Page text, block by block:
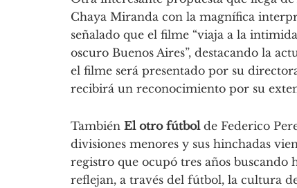
Chaya Miranda con la magnífica
señalado que el filme “viaja a la
oscuro Buenos Aires”, destacando la
el filme será presentado por su
recibirá un reconocimiento por su
También El otro fútbol de Federico
divisiones menores y sus hinchadas
registro que ocupó tres años buscando
reflejan, a través del fútbol, la cultura